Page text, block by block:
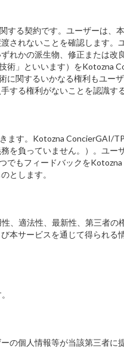
る契約です。ユーザーは、
れないことを確認します
かの派生物、修正または改
」といいます）をKotozna
するいかなる権利もユー
する権利がないことを認識す
す。Kotozna ConcierGAI/
を負っていません。）。ユ
もフィードバックを
とします。
適法性、最新性、第三者の
サービスを通じて得られ
個人情報等が当該第三者に